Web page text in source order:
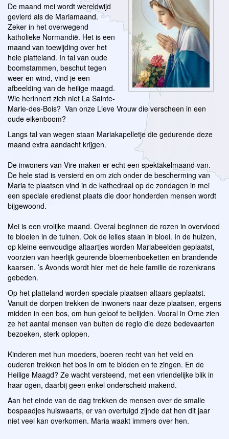
De maand mei wordt wereldwijd
gevierd als de Mariamaand.
Zeker in het overwegend
katholieke Normandië. Het is een
maand van toewijding over het
hele platteland. In tal van oude
boomstammen, beschut tegen
weer en wind, vind je een
afbeelding van de heilige maagd.
Wie herinnert zich niet La Sainte-
Marie-des-Bois? Van onze Lieve Vrouw die verscheen in een
oude eikenboom?
Langs tal van wegen staan Mariakapelletje die gedurende deze
maand extra aandacht krijgen.
De inwoners van Vire maken er echt een spektakelmaand van.
De hele stad is versierd en om zich onder de bescherming van
Maria te plaatsen vind in de kathedraal op de zondagen in mei
een speciale eredienst plaats die door honderden mensen wordt
bijgewoond.
Mei is een vrolijke maand. Overal beginnen de rozen in overvloed
te bloeien in de tuinen. Ook de lelies staan in bloei. In de huizen,
op kleine eenvoudige altaartjes worden Mariabeelden geplaatst,
voorzien van heerlijk geurende bloemenboeketten en brandende
kaarsen. ’s Avonds wordt hier met de hele familie de rozenkrans
gebeden.
Op het platteland worden speciale plaatsen altaars geplaatst.
Vanuit de dorpen trekken de inwoners naar deze plaatsen, ergens
midden in een bos, om hun geloof te belijden. Vooral in Orne zien
ze het aantal mensen van buiten de regio die deze bedevaarten
bezoeken, sterk oplopen.
Kinderen met hun moeders, boeren recht van het veld en
ouderen trekken het bos in om te bidden en te zingen. En de
Heilige Maagd? Ze wacht versteend, met een vriendelijke blik in
haar ogen, daarbij geen enkel onderscheid makend.
Aan het einde van de dag trekken de mensen over de smalle
bospaadjes huiswaarts, er van overtuigd zijnde dat hen dit jaar
niet veel kan overkomen. Maria waakt immers over hen.